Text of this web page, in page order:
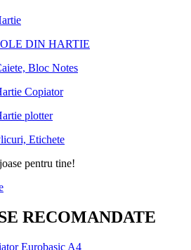
DIN HARTIE
Bloc Notes
Copiator
plotter
Etichete
pentru tine!
RECOMANDATE